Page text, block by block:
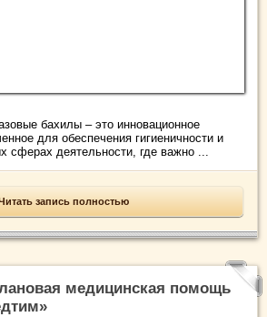
бахилы – это инновационное
для обеспечения гигиеничности и
сферах деятельности, где важно ...
запись полностью
медицинская помощь